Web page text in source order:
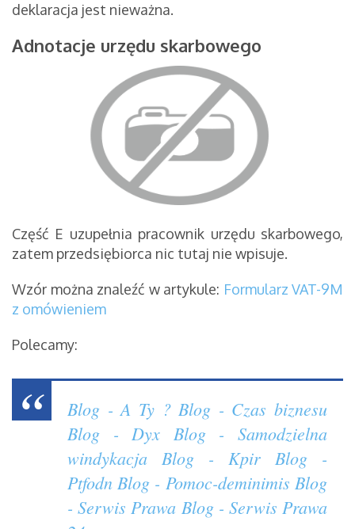
deklaracja jest nieważna.
Adnotacje urzędu skarbowego
Część E uzupełnia pracownik urzędu skarbowego,
zatem przedsiębiorca nic tutaj nie wpisuje.
Wzór można znaleźć w artykule: Formularz VAT-9M
z omówieniem
Polecamy:
Blog - A Ty ?Blog - Czas biznesu
Blog - Dyx Blog - Samodzielna
windykacja Blog - Kpir Blog -
Ptfodn Blog - Pomoc-deminimis Blog
- Serwis Prawa Blog - Serwis Prawa